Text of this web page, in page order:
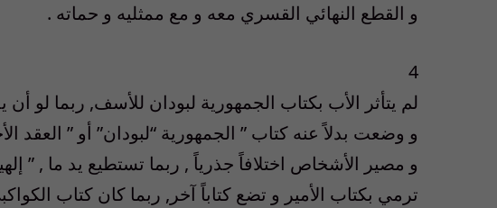
و القطع النهائي القسري معه و مع ممثليه و حماته .
4
لم يتأثر الأب بكتاب الجمهورية لبودان للأسف, ربما لو أن
و وضعت بدلاً عنه كتاب ” الجمهورية “لبودان” أو ” العقد
و مصير الأشخاص اختلافاً جذرياً , ربما تستطيع يد ما , ”
ترمي بكتاب الأمير و تضع كتاباً آخر, ربما كان كتاب